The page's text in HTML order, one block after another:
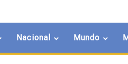
Nacional Mundo